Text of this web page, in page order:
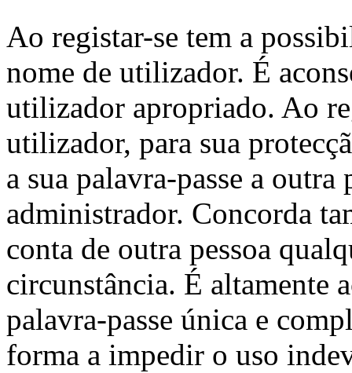
Ao registar-se tem a
nome de utilizador. É
utilizador apropriado. Ao
utilizador, para sua
a sua palavra-passe a outra
administrador. Concorda
conta de outra pessoa
circunstância. É altamente
palavra-passe única e
forma a impedir o uso